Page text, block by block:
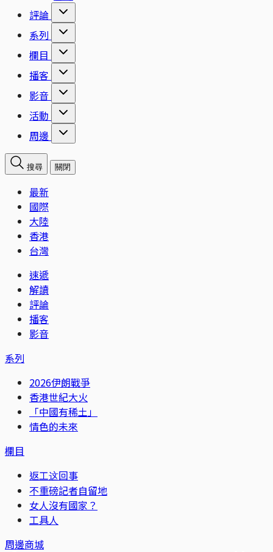
評論
系列
欄目
播客
影音
活動
周邊
搜尋 關閉
最新
國際
大陸
香港
台灣
速遞
解讀
評論
播客
影音
系列
2026伊朗戰爭
香港世紀大火
「中國有稀土」
情色的未來
欄目
返工这回事
不重磅記者自留地
女人沒有國家？
工具人
周邊商城